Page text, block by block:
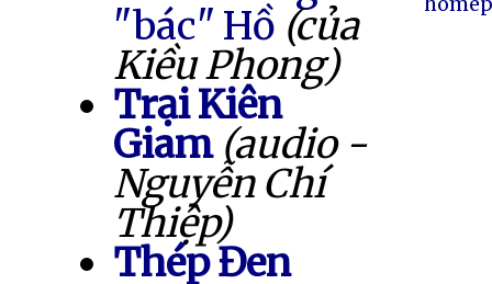
"bác" Hồ (của
Kiều Phong)
Trại Kiên
Giam (audio -
Nguyễn Chí
Thiệp)
Thép Đen